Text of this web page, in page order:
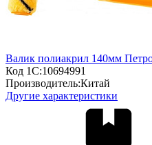
Валик полиакрил 140мм
Код 1С:10694991
Производитель:Китай
Другие характеристики